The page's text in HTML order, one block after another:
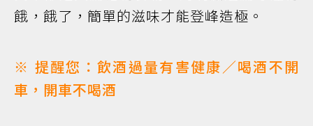
餓，餓了，簡單的滋味才能登峰造極。
※ 提醒您：飲酒過量有害健康／喝酒不開
車，開車不喝酒